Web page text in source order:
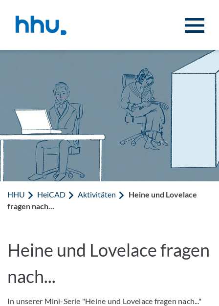
HHU HeiCAD Aktivitäten
Heine und Lovelace
fragen nach...
Heine und Lovelace fragen
nach...
In unserer Mini-Serie "Heine und Lovelace fragen nach..."